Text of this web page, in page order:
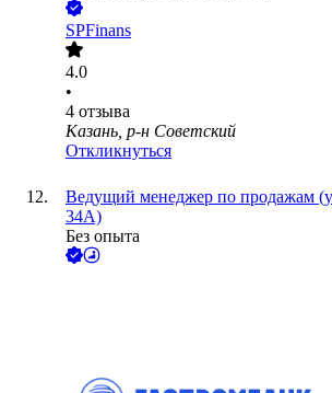
SPFinans
4.0
•
4 отзыва
Казань, р-н Советский
Откликнуться
Ведущий менеджер по продажам
34А)
Без опыта